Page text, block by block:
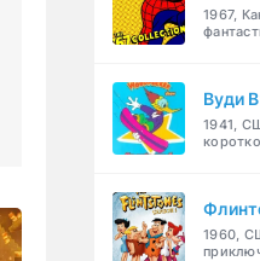
1967,
Вуди
1941,
1960,